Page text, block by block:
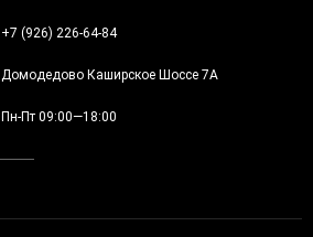
+7 (926) 226-64-84
Домодедово Каширское Шоссе 7А
Пн-Пт 09:00—18:00